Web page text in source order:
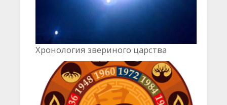
Хронология звериного царства